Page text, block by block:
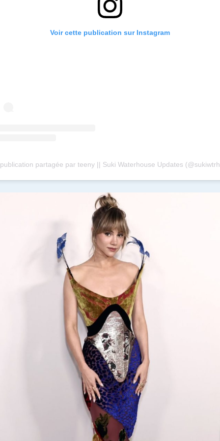
Voir cette publication sur Instagram